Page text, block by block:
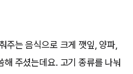
주는 음식으로 크게 깻잎, 양파,
주셨는데요. 고기 종류를 나눠